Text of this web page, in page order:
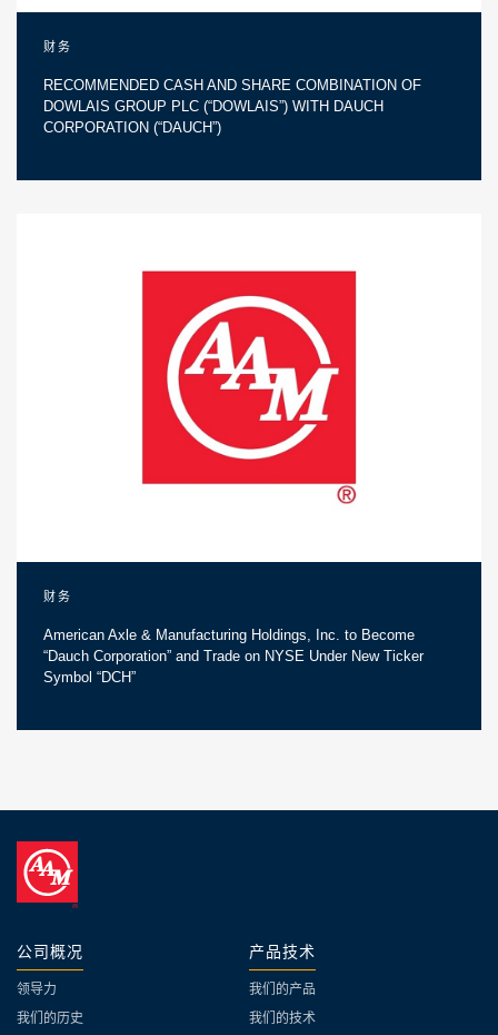
财务
RECOMMENDED CASH AND SHARE COMBINATION OF
DOWLAIS GROUP PLC (“DOWLAIS”) WITH DAUCH
CORPORATION (“DAUCH”)
财务
American Axle & Manufacturing Holdings, Inc. to Become
“Dauch Corporation” and Trade on NYSE Under New Ticker
Symbol “DCH”
公司概况
领导力
我们的历史
产品技术
我们的产品
我们的技术